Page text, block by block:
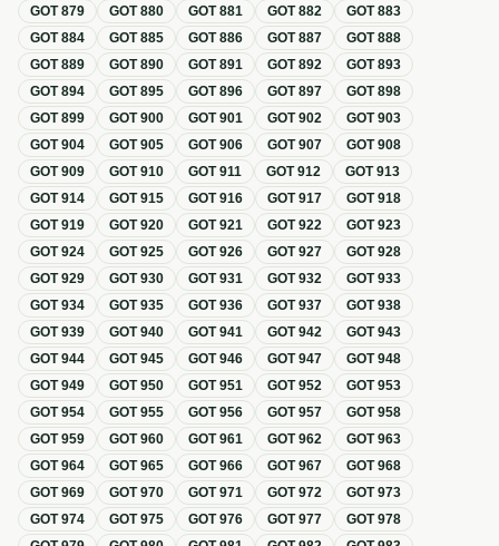
GOT879 GOT880 GOT881 GOT882 GOT883
GOT884 GOT885 GOT886 GOT887 GOT888
GOT889 GOT890 GOT891 GOT892 GOT893
GOT894 GOT895 GOT896 GOT897 GOT898
GOT899 GOT900 GOT901 GOT902 GOT903
GOT904 GOT905 GOT906 GOT907 GOT908
GOT909 GOT910 GOT911 GOT912 GOT913
GOT914 GOT915 GOT916 GOT917 GOT918
GOT919 GOT920 GOT921 GOT922 GOT923
GOT924 GOT925 GOT926 GOT927 GOT928
GOT929 GOT930 GOT931 GOT932 GOT933
GOT934 GOT935 GOT936 GOT937 GOT938
GOT939 GOT940 GOT941 GOT942 GOT943
GOT944 GOT945 GOT946 GOT947 GOT948
GOT949 GOT950 GOT951 GOT952 GOT953
GOT954 GOT955 GOT956 GOT957 GOT958
GOT959 GOT960 GOT961 GOT962 GOT963
GOT964 GOT965 GOT966 GOT967 GOT968
GOT969 GOT970 GOT971 GOT972 GOT973
GOT974 GOT975 GOT976 GOT977 GOT978